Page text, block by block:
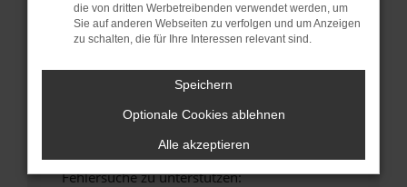
Sicherheitsrisiko, sondern kann auch dazu
führen, dass bestimmte Funktionen nicht mehr
unterstützt werden.
Wende dich an den Webseitenbetreiber.
Wenn du alle oben genannten Schritte versucht
hast, kontaktiere uns bitte. Wir werden
versuchen, das Problem zu beheben. Du kannst
uns diesen Text schicken, um uns bei der
Fehlersuche zu unterstützen:
die von dritten Werbetreibenden verwendet werden, um
Sie auf anderen Webseiten zu verfolgen und um Anzeigen
zu schalten, die für Ihre Interessen relevant sind.
Speichern
Optionale Cookies ablehnen
Alle akzeptieren